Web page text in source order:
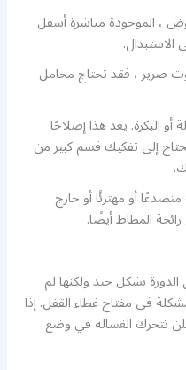
، الموجودة مباشرة أسفل
صرير ، فقد تحتاج محامل
البكرة. يعد هذا إصلاحًا
إلى تفكيك قسم كبير من
أو مهترئًا أو خارج
المطاط أيضًا.
الدورة بشكل جيد ولكنها لم
في مفتاح غطاء القفل. إذا
تتحرك الغسالة في وضع